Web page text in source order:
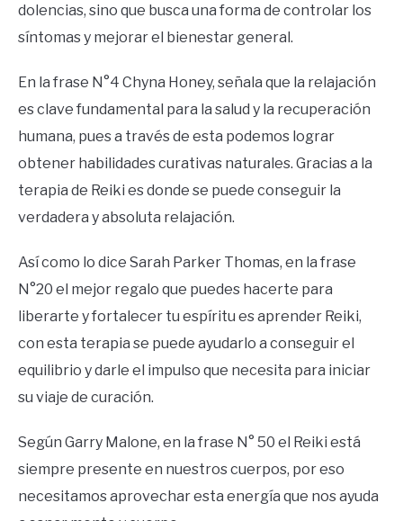
dolencias, sino que busca una forma de controlar los
síntomas y mejorar el bienestar general.
En la frase N°4 Chyna Honey, señala que la relajación
es clave fundamental para la salud y la recuperación
humana, pues a través de esta podemos lograr
obtener habilidades curativas naturales. Gracias a la
terapia de Reiki es donde se puede conseguir la
verdadera y absoluta relajación.
Así como lo dice Sarah Parker Thomas, en la frase
N°20 el mejor regalo que puedes hacerte para
liberarte y fortalecer tu espíritu es aprender Reiki,
con esta terapia se puede ayudarlo a conseguir el
equilibrio y darle el impulso que necesita para iniciar
su viaje de curación.
Según Garry Malone, en la frase N° 50 el Reiki está
siempre presente en nuestros cuerpos, por eso
necesitamos aprovechar esta energía que nos ayuda